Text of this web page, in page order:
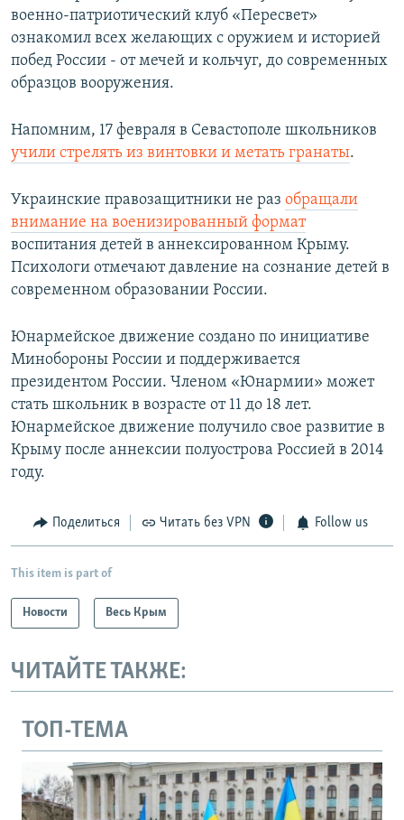
военно-патриотический клуб «Пересвет»
ознакомил всех желающих с оружием и историей
побед России - от мечей и кольчуг, до современных
образцов вооружения.
Напомним, 17 февраля в Севастополе школьников
учили стрелять из винтовки и метать гранаты.
Украинские правозащитники не раз обращали
внимание на военизированный формат
воспитания детей в аннексированном Крыму.
Психологи отмечают давление на сознание детей в
современном образовании России.
Юнармейское движение создано по инициативе
Минобороны России и поддерживается
президентом России. Членом «Юнармии» может
стать школьник в возрасте от 11 до 18 лет.
Юнармейское движение получило свое развитие в
Крыму после аннексии полуострова Россией в 2014
году.
Поделиться Читать без VPN Follow us
This item is part of
Новости Весь Крым
ЧИТАЙТЕ ТАКЖЕ:
ТОП-ТЕМА